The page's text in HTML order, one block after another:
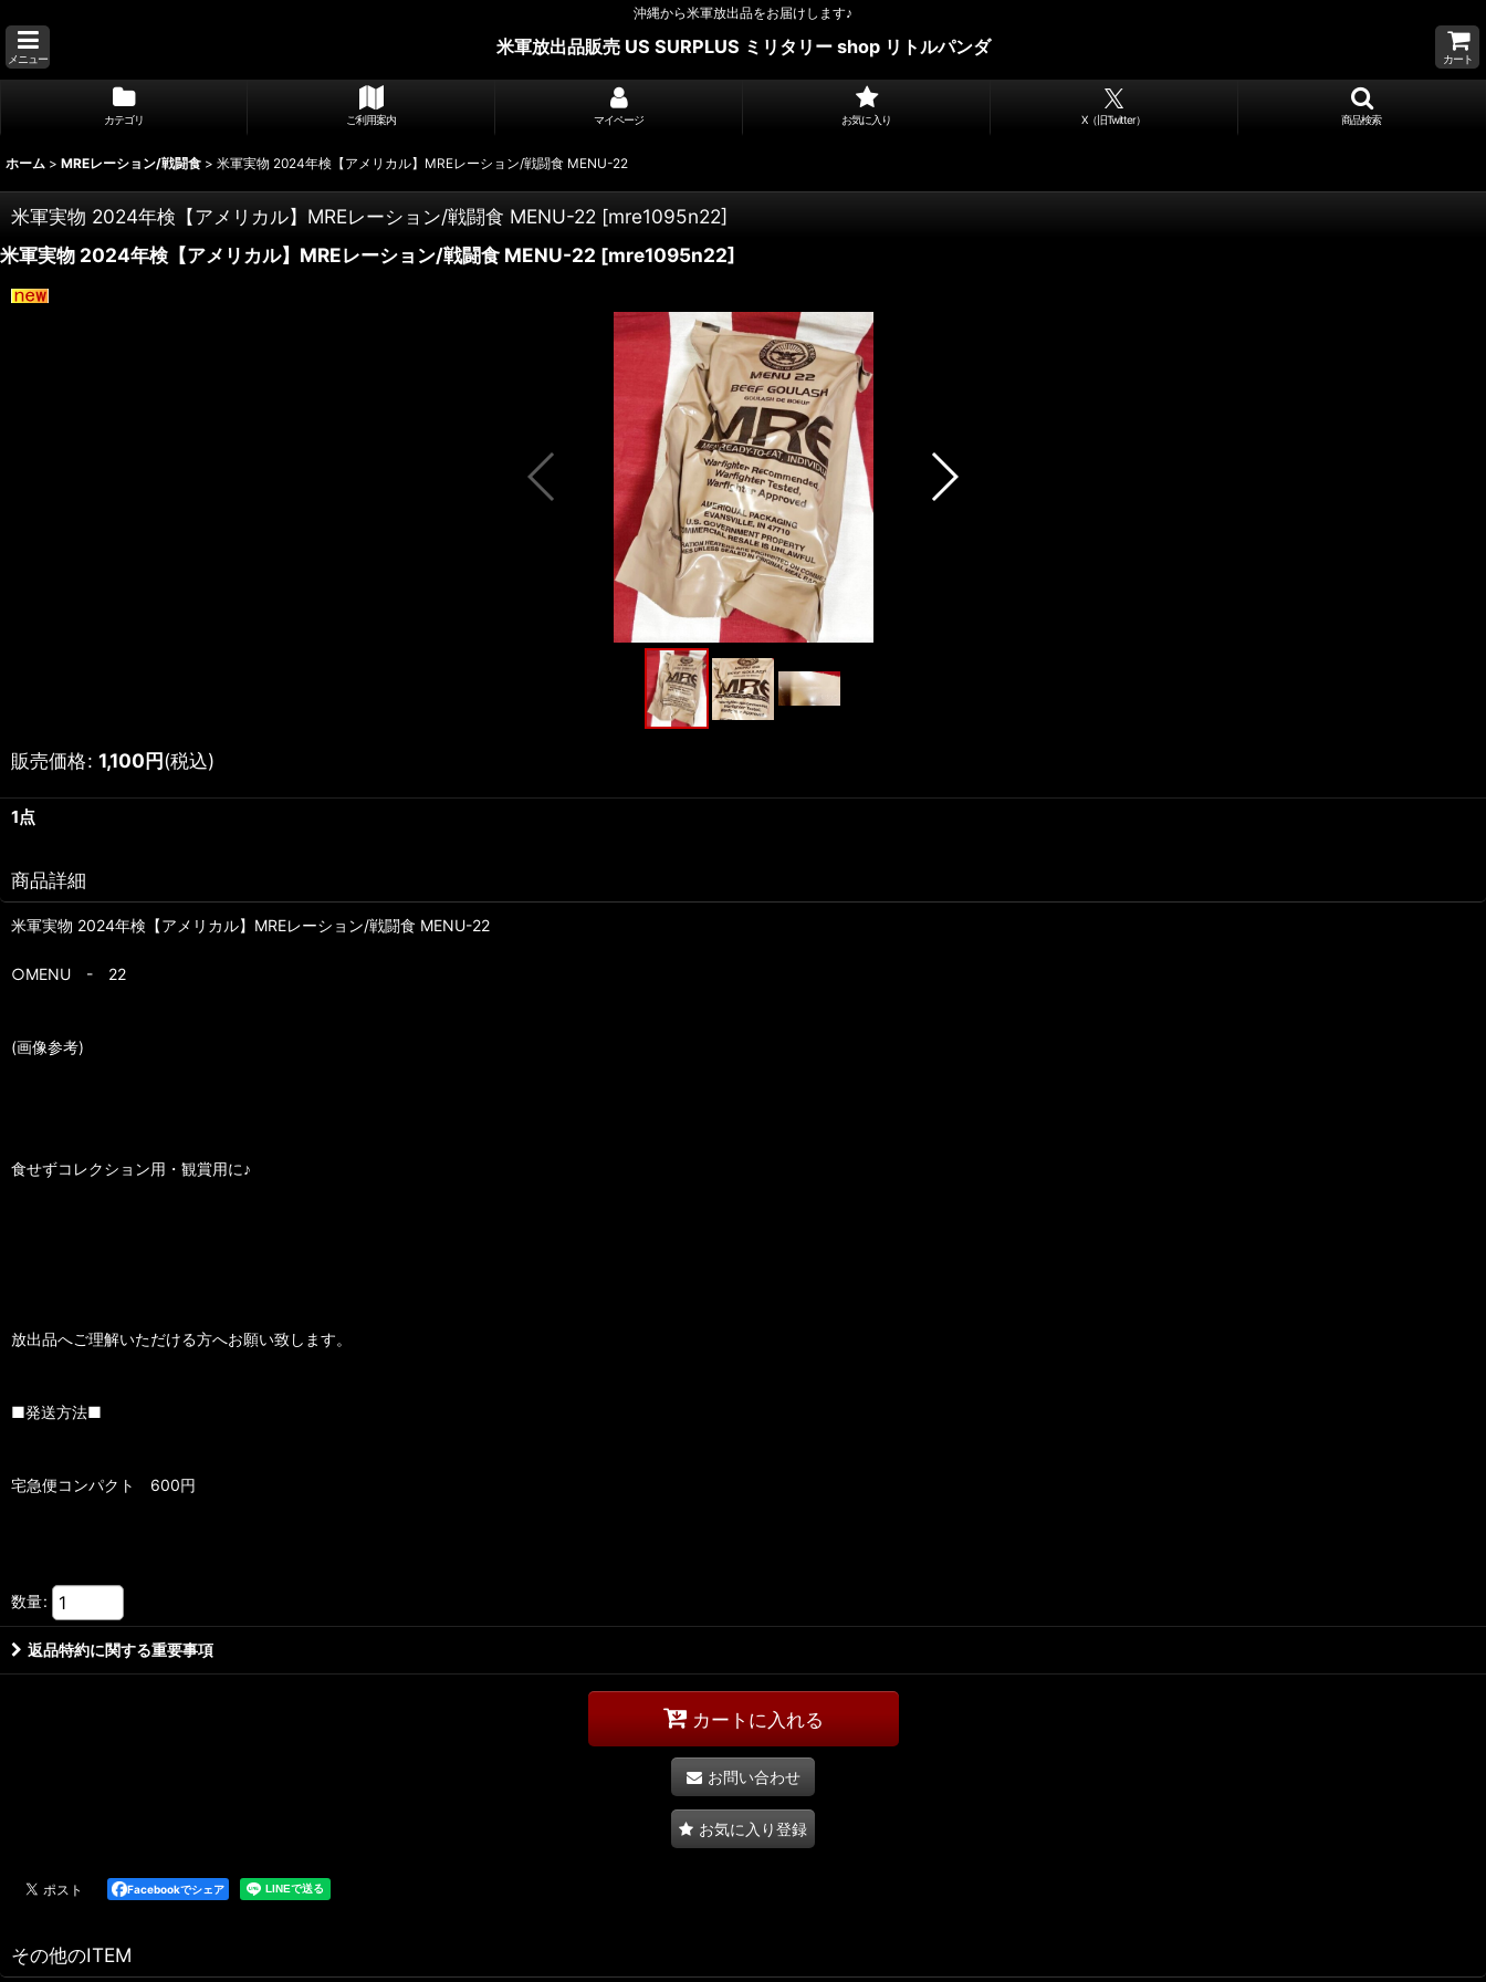
沖縄から米軍放出品をお届けします♪
メニュー
米軍放出品販売 US SURPLUS ミリタリー shop リトルパンダ
カート
カテゴリ ご利用案内 マイページ お気に入り X（旧Twitter） 商品検索
ホーム > MREレーション/戦闘食 > 米軍実物 2024年検【アメリカル】MREレーション/戦闘食 MENU-22
米軍実物 2024年検【アメリカル】MREレーション/戦闘食 MENU-22 [mre1095n22]
米軍実物 2024年検【アメリカル】MREレーション/戦闘食 MENU-22 [mre1095n22]
販売価格: 1,100円(税込)
1点
商品詳細
米軍実物 2024年検【アメリカル】MREレーション/戦闘食 MENU-22
○MENU - 22
(画像参考)
食せずコレクション用・観賞用に♪
放出品へご理解いただける方へお願い致します。
■発送方法■
宅急便コンパクト 600円
数量:
返品特約に関する重要事項
カートに入れる
お問い合わせ
お気に入り登録
Facebookでシェア
その他のITEM